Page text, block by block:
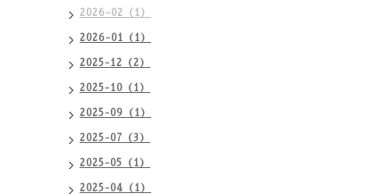
2026-02（1）
2026-01（1）
2025-12（2）
2025-10（1）
2025-09（1）
2025-07（3）
2025-05（1）
2025-04（1）